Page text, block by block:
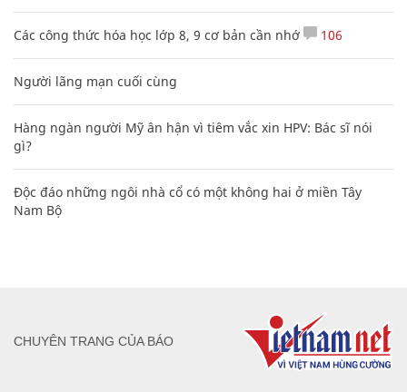
Các công thức hóa học lớp 8, 9 cơ bản cần nhớ 106
Người lãng mạn cuối cùng
Hàng ngàn người Mỹ ân hận vì tiêm vắc xin HPV: Bác sĩ nói
gì?
Độc đáo những ngôi nhà cổ có một không hai ở miền Tây
Nam Bộ
CHUYÊN TRANG CỦA BÁO